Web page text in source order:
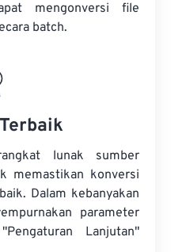
mengonversi file
batch.
lunak sumber
memastikan konversi
Dalam kebanyakan
parameter
Lanjutan"